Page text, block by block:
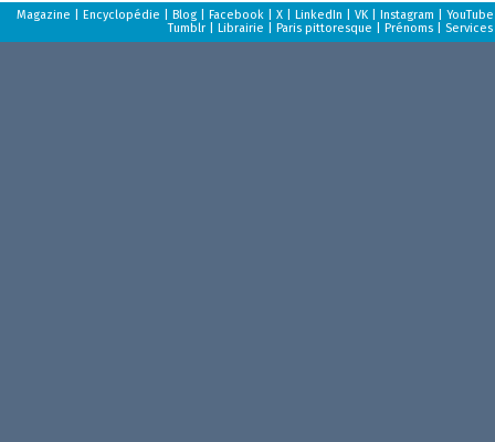
Magazine |Encyclopédie |Blog |Facebook |X |LinkedIn |VK |Instagram |YouTube
Tumblr |Librairie |Paris pittoresque |Prénoms Services